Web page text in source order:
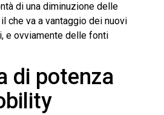
di una diminuzione delle
che va a vantaggio dei nuovi
e ovviamente delle fonti
di potenza